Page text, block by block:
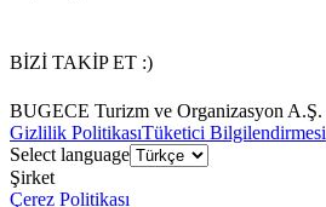
BİZİ TAKİP ET :)
BUGECE Turizm ve Organizasyon A.Ş.
Gizlilik PolitikasıTüketici Bilgilendirmesi
Select language
Şirket
Çerez Politikası